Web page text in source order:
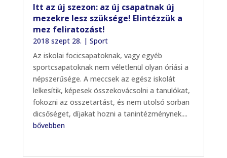
Itt az új szezon: az új csapatnak új
mezekre lesz szüksége! Elintézzük a
mez feliratozást!
2018 szept 28. | Sport
Az iskolai focicsapatoknak, vagy egyéb
sportcsapatoknak nem véletlenül olyan óriási a
népszerűsége. A meccsek az egész iskolát
lelkesítik, képesek összekovácsolni a tanulókat,
fokozni az összetartást, és nem utolsó sorban
dicsőséget, díjakat hozni a tanintézménynek....
bővebben